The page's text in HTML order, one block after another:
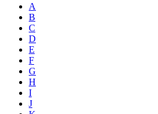
A
B
C
D
E
F
G
H
I
J